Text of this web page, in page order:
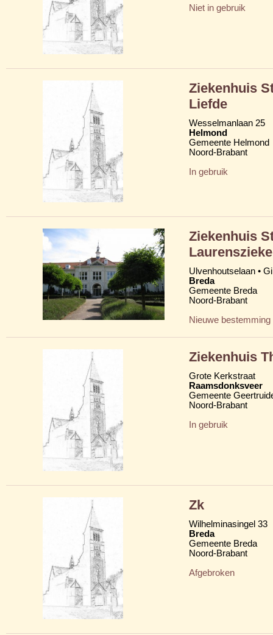
Niet in gebruik
Ziekenhuis
Liefde
Wesselmanlaan 25
Helmond
Gemeente Helmond
Noord-Brabant
In gebruik
Ziekenhuis
Ulvenhoutselaan •
Breda
Gemeente Breda
Noord-Brabant
Nieuwe bestemming
Ziekenhuis
Grote Kerkstraat
Raamsdonksveer
Gemeente
Noord-Brabant
In gebruik
Zk
Wilhelminasingel 33
Breda
Gemeente Breda
Noord-Brabant
Afgebroken